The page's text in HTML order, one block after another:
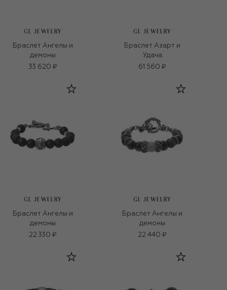
GL JEWELRY
Браслет Ангелы и
демоны
33 620 ₽
GL JEWELRY
Браслет Азарт и
Удача
61 560 ₽
GL JEWELRY
Браслет Ангелы и
демоны
22 330 ₽
GL JEWELRY
Браслет Ангелы и
демоны
22 440 ₽